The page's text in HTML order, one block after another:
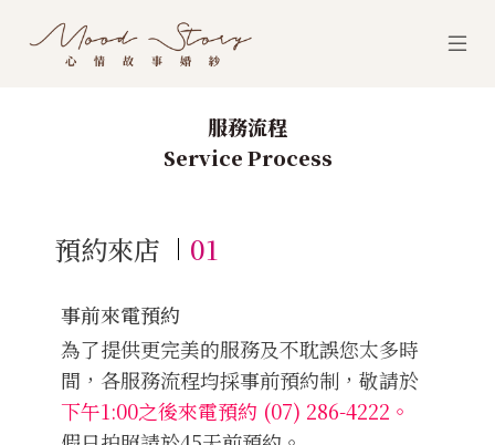
服務流程
Service Process
預約來店 01
事前來電預約
為了提供更完美的服務及不耽誤您太多時
間，各服務流程均採事前預約制，敬請於
下午1:00之後來電預約 (07) 286-4222。